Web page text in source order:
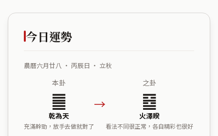
今日運勢
農曆六月廿八 ・ 丙辰日 ・ 立秋
本卦
䷀
乾為天
充滿幹勁，放手去做就對了
→
之卦
䷥
火澤睽
看法不同很正常，各自精彩也很好